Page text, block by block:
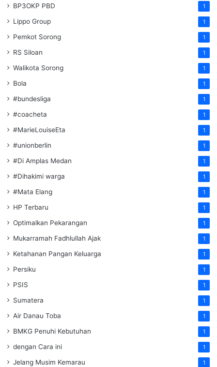
BP3OKP PBD 1
Lippo Group 1
Pemkot Sorong 1
RS Siloan 1
Walikota Sorong 1
Bola 1
#bundesliga 1
#coacheta 1
#MarieLouiseEta 1
#unionberlin 1
#Di Amplas Medan 1
#Dihakimi warga 1
#Mata Elang 1
HP Terbaru 1
Optimalkan Pekarangan 1
Mukarramah Fadhlullah Ajak 1
Ketahanan Pangan Keluarga 1
Persiku 1
PSIS 1
Sumatera 1
Air Danau Toba 1
BMKG Penuhi Kebutuhan 1
dengan Cara ini 1
Jelang Musim Kemarau 1